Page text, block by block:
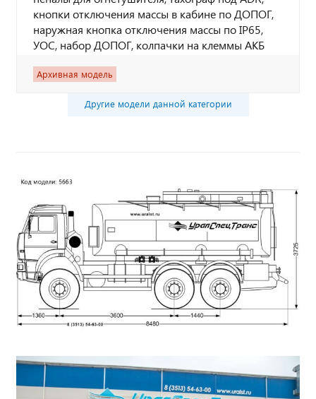
кнопки отключения массы в кабине по ДОПОГ,
наружная кнопка отключения массы по IP65,
УОС, набор ДОПОГ, колпачки на клеммы АКБ
Архивная модель
Другие модели данной категории